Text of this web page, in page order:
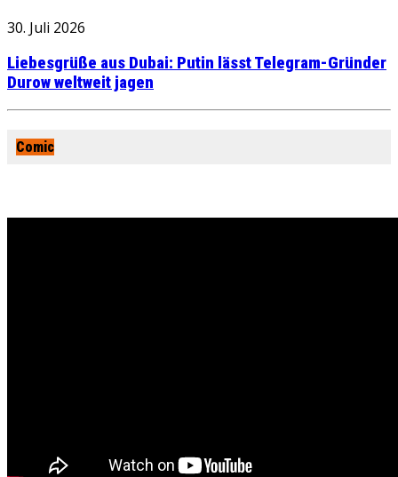
30. Juli 2026
Liebesgrüße aus Dubai: Putin lässt Telegram-Gründer
Durow weltweit jagen
Comic